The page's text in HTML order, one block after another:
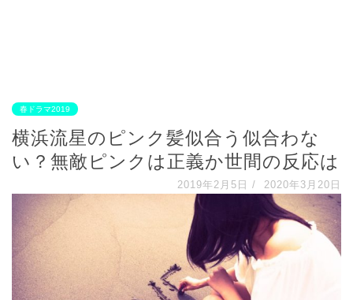
春ドラマ2019
横浜流星のピンク髪似合う似合わな
い？無敵ピンクは正義か世間の反応は
2019年2月5日 / 2020年3月20日